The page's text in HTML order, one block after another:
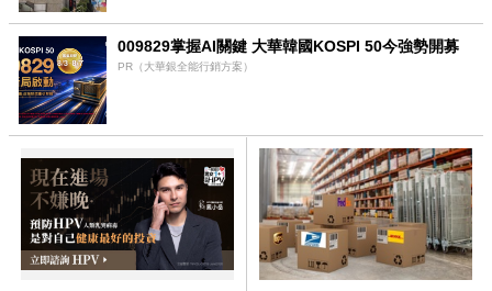
009829掌握AI關鍵 大華韓國KOSPI 50今強勢開募
PR（大華銀全能行銷方案）